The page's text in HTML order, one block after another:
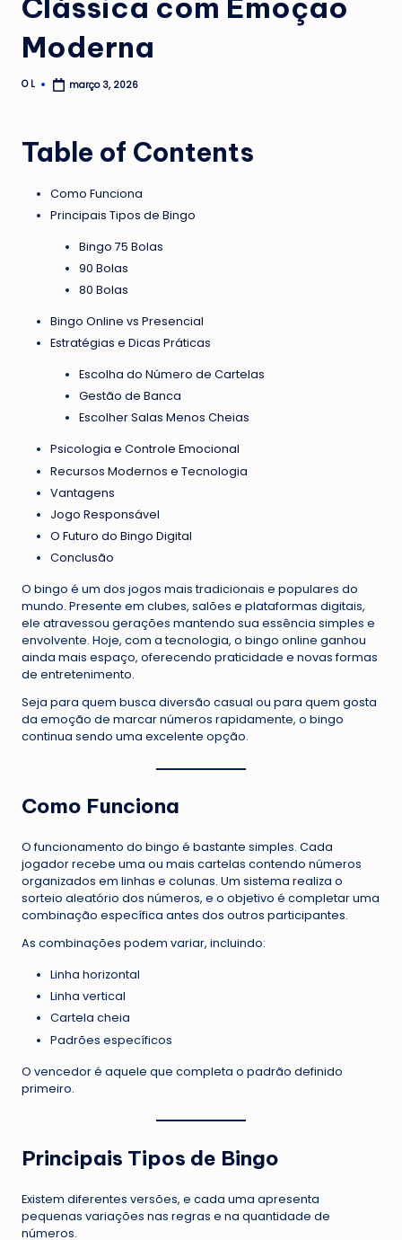
Moderna
Posted
O L março 3, 2026
Table of Contents
Como Funciona
Principais Tipos de Bingo
Bingo 75 Bolas
90 Bolas
80 Bolas
Bingo Online vs Presencial
Estratégias e Dicas Práticas
Escolha do Número de Cartelas
Gestão de Banca
Escolher Salas Menos Cheias
Psicologia e Controle Emocional
Recursos Modernos e Tecnologia
Vantagens
Jogo Responsável
O Futuro do Bingo Digital
Conclusão
O bingo é um dos jogos mais tradicionais e populares do
mundo. Presente em clubes, salões e plataformas digitais,
ele atravessou gerações mantendo sua essência simples e
envolvente. Hoje, com a tecnologia, o bingo online ganhou
ainda mais espaço, oferecendo praticidade e novas formas
de entretenimento.
Seja para quem busca diversão casual ou para quem gosta
da emoção de marcar números rapidamente, o bingo
continua sendo uma excelente opção.
Como Funciona
O funcionamento do bingo é bastante simples. Cada
jogador recebe uma ou mais cartelas contendo números
organizados em linhas e colunas. Um sistema realiza o
sorteio aleatório dos números, e o objetivo é completar uma
combinação específica antes dos outros participantes.
As combinações podem variar, incluindo:
Linha horizontal
Linha vertical
Cartela cheia
Padrões específicos
O vencedor é aquele que completa o padrão definido
primeiro.
Principais Tipos de Bingo
Existem diferentes versões, e cada uma apresenta
pequenas variações nas regras e na quantidade de
números.